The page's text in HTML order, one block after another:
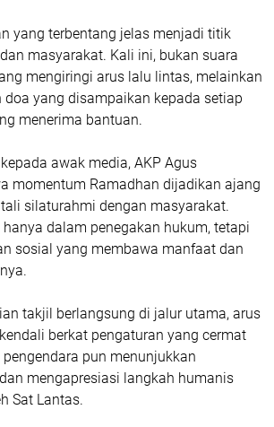
yang terbentang jelas menjadi titik
masyarakat. Kali ini, bukan suara
mengiringi arus lalu lintas, melainkan
doa yang disampaikan kepada setiap
menerima bantuan.
awak media, AKP Agus
momentum Ramadhan dijadikan ajang
silaturahmi dengan masyarakat.
dalam penegakan hukum, tetapi
sosial yang membawa manfaat dan
takjil berlangsung di jalur utama, arus
berkat pengaturan yang cermat
pun menunjukkan
mengapresiasi langkah humanis
Sat Lantas.